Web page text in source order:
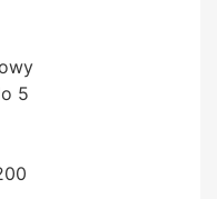
5